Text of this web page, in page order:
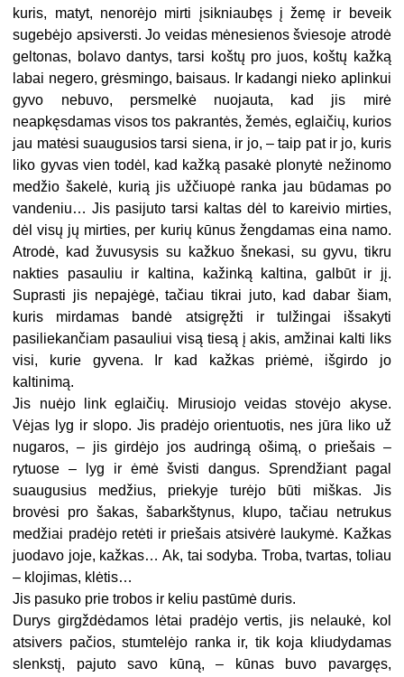
kuris, matyt, nenorėjo mirti įsikniaubęs į žemę ir beveik
sugebėjo apsiversti. Jo veidas mėnesienos šviesoje atrodė
geltonas, bolavo dantys, tarsi koštų pro juos, koštų kažką
labai negero, grėsmingo, baisaus. Ir kadangi nieko aplinkui
gyvo nebuvo, persmelkė nuojauta, kad jis mirė
neapkęsdamas visos tos pakrantės, žemės, eglaičių, kurios
jau matėsi suaugusios tarsi siena, ir jo, – taip pat ir jo, kuris
liko gyvas vien todėl, kad kažką pasakė plonytė nežinomo
medžio šakelė, kurią jis užčiuopė ranka jau būdamas po
vandeniu… Jis pasijuto tarsi kaltas dėl to kareivio mirties,
dėl visų jų mirties, per kurių kūnus žengdamas eina namo.
Atrodė, kad žuvusysis su kažkuo šnekasi, su gyvu, tikru
nakties pasauliu ir kaltina, kažinką kaltina, galbūt ir jį.
Suprasti jis nepajėgė, tačiau tikrai juto, kad dabar šiam,
kuris mirdamas bandė atsigręžti ir tulžingai išsakyti
pasiliekančiam pasauliui visą tiesą į akis, amžinai kalti liks
visi, kurie gyvena. Ir kad kažkas priėmė, išgirdo jo
kaltinimą.
Jis nuėjo link eglaičių. Mirusiojo veidas stovėjo akyse.
Vėjas lyg ir slopo. Jis pradėjo orientuotis, nes jūra liko už
nugaros, – jis girdėjo jos audringą ošimą, o priešais –
rytuose – lyg ir ėmė švisti dangus. Sprendžiant pagal
suaugusius medžius, priekyje turėjo būti miškas. Jis
brovėsi pro šakas, šabarkštynus, klupo, tačiau netrukus
medžiai pradėjo retėti ir priešais atsivėrė laukymė. Kažkas
juodavo joje, kažkas… Ak, tai sodyba. Troba, tvartas, toliau
– klojimas, klėtis…
Jis pasuko prie trobos ir keliu pastūmė duris.
Durys girgždėdamos lėtai pradėjo vertis, jis nelaukė, kol
atsivers pačios, stumtelėjo ranka ir, tik koja kliudydamas
slenkstį, pajuto savo kūną, – kūnas buvo pavargęs,